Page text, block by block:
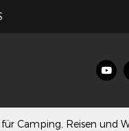
Camping, Reisen und